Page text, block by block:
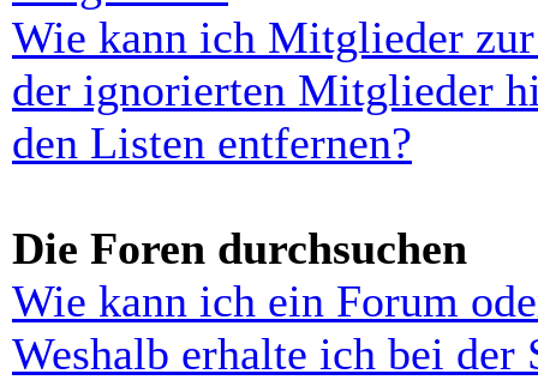
Wie kann ich Mitglieder
der ignorierten Mitglieder
den Listen entfernen?
Die Foren durchsuchen
Wie kann ich ein Forum
Weshalb erhalte ich bei der